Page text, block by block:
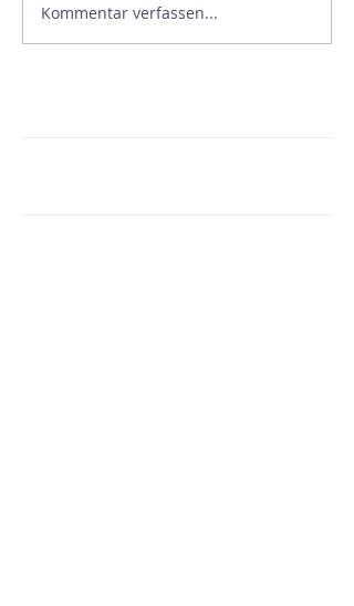
Kommentar verfassen...